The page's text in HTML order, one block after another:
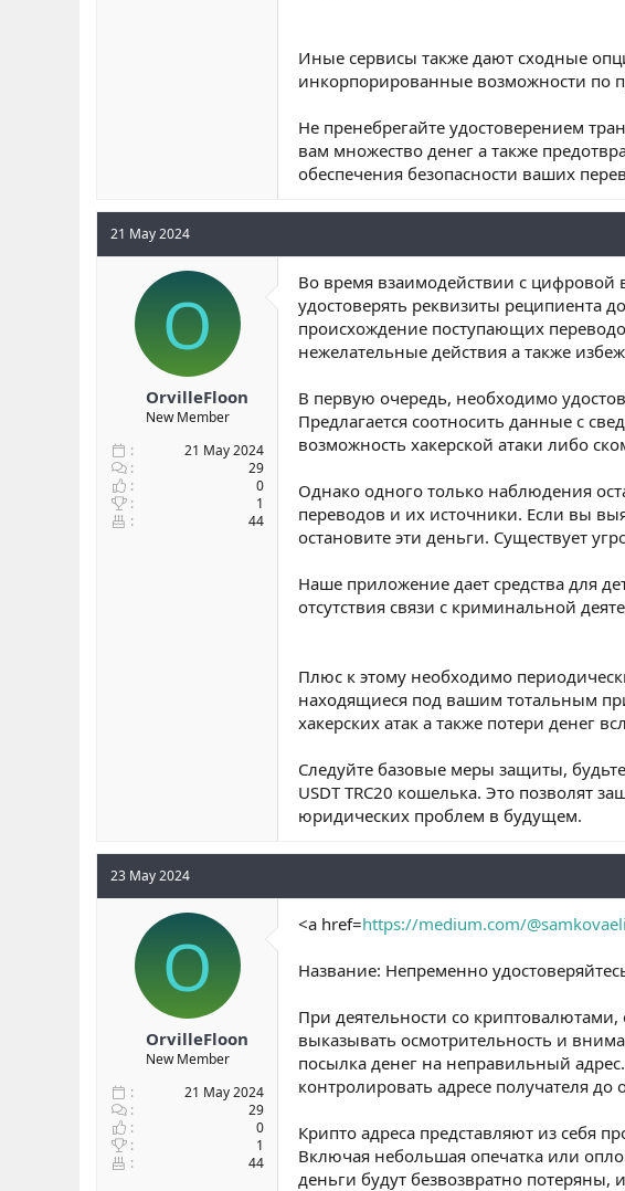
Иные сервисы также дают сходные
инкорпорированные возможности по
Не пренебрегайте удостоверением
вам множество денег а также
обеспечения безопасности ваших
21 May 2024
O
OrvilleFloon
New Member
21 May 2024
29
0
1
44
Во время взаимодействии с цифровой
удостоверять реквизиты реципиента
происхождение поступающих
нежелательные действия а также
В первую очередь, необходимо
Предлагается соотносить данные с
возможность хакерской атаки либо
Однако одного только наблюдения
переводов и их источники. Если вы
остановите эти деньги. Существует
Наше приложение дает средства для
отсутствия связи с криминальной
Плюс к этому необходимо
находящиеся под вашим тотальным
хакерских атак а также потери денег
Следуйте базовые меры защиты,
USDT TRC20 кошелька. Это позволят
юридических проблем в будущем.
23 May 2024
O
OrvilleFloon
New Member
21 May 2024
29
0
1
44
<a href=https://medium.com/
Название: Непременно
При деятельности со криптовалютами,
выказывать осмотрительность и
посылка денег на неправильный
контролировать адресе получателя до
Крипто адреса представляют из себя
Включая небольшая опечатка или
деньги будут безвозвратно